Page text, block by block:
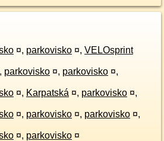
¤, parkovisko ¤, VELOsprint
, parkovisko ¤, parkovisko ¤,
¤, Karpatská ¤, parkovisko ¤,
¤, parkovisko ¤, parkovisko ¤,
¤, parkovisko ¤